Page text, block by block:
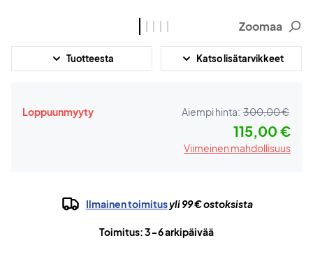
Zoomaa
Tuotteesta Katso lisätarvikkeet
Loppuunmyyty Aiempi hinta: 300,00 €
115,00 €
Viimeinen mahdollisuus
Ilmainen toimitusyli 99 € ostoksista
Toimitus: 3-6 arkipäivää